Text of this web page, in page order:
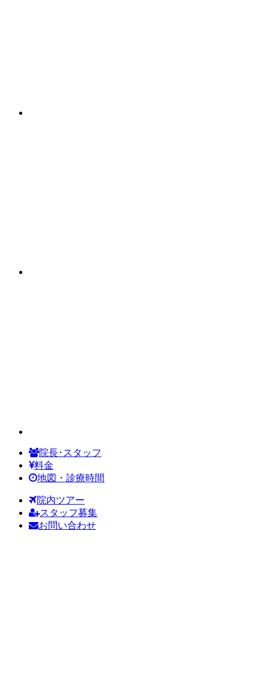
院長･スタッフ
料金
地図・診療時間
院内ツアー
スタッフ募集
お問い合わせ